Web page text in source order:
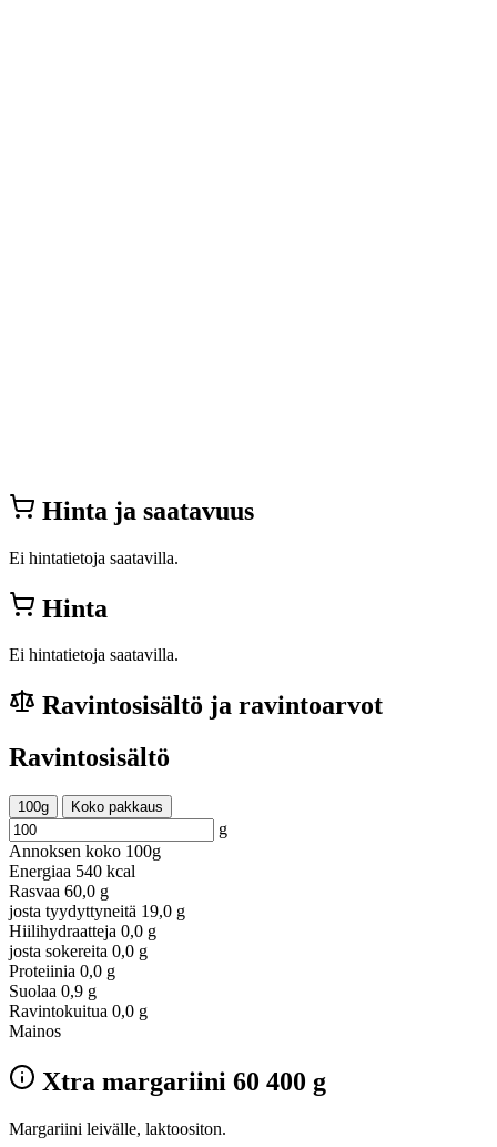
Hinta ja saatavuus
Ei hintatietoja saatavilla.
Hinta
Ei hintatietoja saatavilla.
Ravintosisältö ja ravintoarvot
Ravintosisältö
100g Koko pakkaus
g
Annoksen koko 100g
Energiaa 540 kcal
Rasvaa 60,0 g
josta tyydyttyneitä 19,0 g
Hiilihydraatteja 0,0 g
josta sokereita 0,0 g
Proteiinia 0,0 g
Suolaa 0,9 g
Ravintokuitua 0,0 g
Mainos
Xtra margariini 60 400 g
Margariini leivälle, laktoositon.